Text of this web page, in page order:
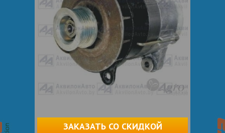
ЗАКАЗАТЬ СО СКИДКОЙ